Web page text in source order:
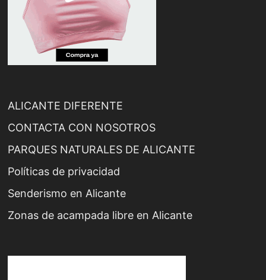
ALICANTE DIFERENTE
CONTACTA CON NOSOTROS
PARQUES NATURALES DE ALICANTE
Políticas de privacidad
Senderismo en Alicante
Zonas de acampada libre en Alicante